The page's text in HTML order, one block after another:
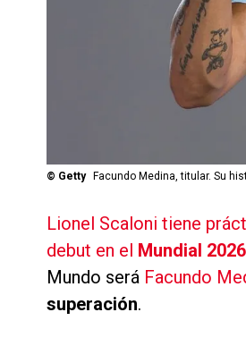
© Getty Facundo Medina, titular. Su
Lionel Scaloni tiene
debut en el Mundial 2026
Mundo será Facundo
superación.